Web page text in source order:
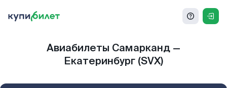
Авиабилеты Самарканд —
Екатеринбург (SVX)